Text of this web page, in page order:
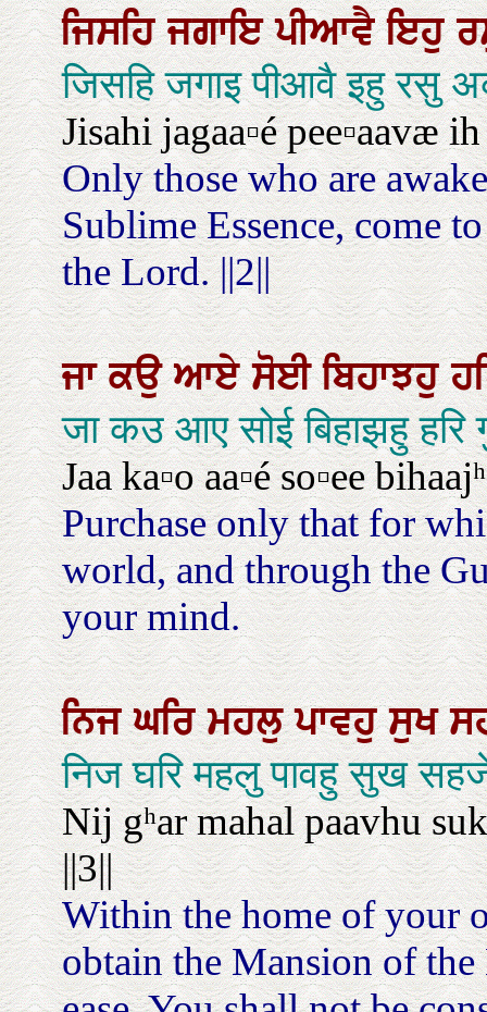
ਜਿਸਹਿਜਗਾਇਪੀਆਵੈਇਹੁ
जिसहि जगाइ पीआवै इहु रसु
Jisahi jagaa▫é pee▫aavæ
Only those who are
Sublime Essence, come
the Lord. ||2||
ਜਾਕਉਆਏਸੋਈਬਿਹਾਝਹੁ
जा कउ आए सोई बिहाझहु हरि
Jaa ka▫o aa▫é so▫ee
Purchase only that for
world, and through the
your mind.
ਨਿਜਘਰਿਮਹਲੁਪਾਵਹੁਸੁਖ
निज घरि महलु पावहु सुख
Nij gʰar mahal paavhu
||3||
Within the home of your
obtain the Mansion of